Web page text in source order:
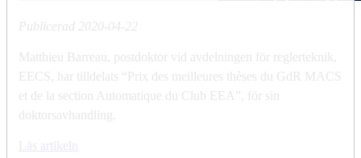
Publicerad 2020-04-22
Matthieu Barreau, postdoktor vid avdelningen för reglerteknik,
EECS, har tilldelats “Prix des meilleures thèses du GdR MACS
et de la section Automatique du Club EEA”, för sin
doktorsavhandling.
Läs artikeln